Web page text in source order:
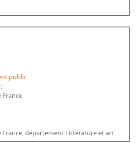
public
département Littérature et art